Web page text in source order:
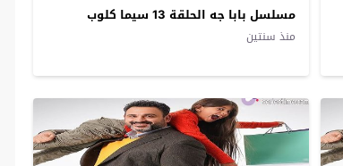
مسلسل بابا جه الحلقة 13 سيما كلوب
منذ سنتين